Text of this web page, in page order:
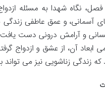
نگاه شهدا به مسئله
آسمانی، و عمق عاطفی
و آرامش درونی دست
ابعاد آن، از عشق و ازدواج
زناشویی نیز می تواند